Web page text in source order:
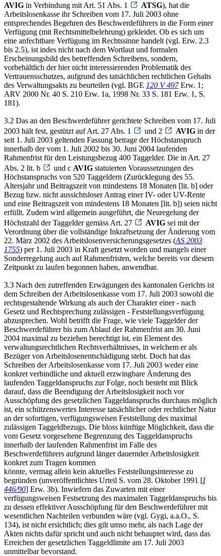
AVIG in Verbindung mit Art. 51 Abs. 1 ATSG), hat die
Arbeitslosenkasse ihr Schreiben vom 17. Juli 2003 ohne
entsprechendes Begehren des Beschwerdeführers in die Form einer
Verfügung (mit Rechtsmittelbelehrung) gekleidet. Ob es sich um
eine anfechtbare Verfügung im Rechtssinne handelt (vgl. Erw. 2.3
bis 2.5), ist indes nicht nach dem Wortlaut und formalen
Erscheinungsbild des betreffenden Schreibens, sondern,
vorbehältlich der hier nicht interessierenden Problematik des
Vertrauensschutzes, aufgrund des tatsächlichen rechtlichen Gehalts
des Verwaltungsakts zu beurteilen (vgl. BGE 120 V 497Erw. 1;
ARV 2000 Nr. 40 S. 210 Erw. 1a, 1998 Nr. 33 S. 181 Erw. 1, S.
181).
3.2 Das an den Beschwerdeführer gerichtete Schreiben vom 17. Juli
2003 hält fest, gestützt auf Art. 27 Abs. 1
und 2 AVIG in der
seit 1. Juli 2003 geltenden Fassung betrage der Höchstanspruch
innerhalb der vom 1. Juli 2002 bis 30. Juni 2004 laufenden
Rahmenfrist für den Leistungsbezug 400 Taggelder. Die in Art. 27
Abs. 2 lit. b
und c AVIG statuierten Voraussetzungen des
Höchstanspruchs von 520 Taggeldern (Zurücklegung des 55.
Altersjahr und Beitragszeit von mindestens 18 Monaten [lit. b] oder
Bezug bzw. nicht aussichtsloser Antrag einer IV- oder UV-Rente
und eine Beitragszeit von mindestens 18 Monaten [lit. b]) seien nicht
erfüllt. Zudem wird allgemein ausgeführt, die Neuregelung der
Höchstzahl der Taggelder gemäss Art. 27
AVIG sei mit der
Verordnung über die vollständige Inkraftsetzung der Änderung vom
22. März 2002 des Arbeitslosenversicherungsgesetzes (AS 2003
1755) per 1. Juli 2003 in Kraft gesetzt worden und mangels einer
Sonderregelung auch auf Rahmenfristen, welche bereits vor diesem
Zeitpunkt zu laufen begonnen haben, anwendbar.
3.3 Nach den zutreffenden Erwägungen des kantonalen Gerichts ist
dem Schreiben der Arbeitslosenkasse vom 17. Juli 2003 sowohl die
rechtsgestaltende Wirkung als auch der Charakter einer - nach
Gesetz und Rechtsprechung zulässigen - Feststellungsverfügung
abzusprechen. Wohl betrifft die Frage, wie viele Taggelder der
Beschwerdeführer bis zum Ablauf der Rahmenfrist am 30. Juni
2004 maximal zu beziehen berechtigt ist, ein Element des
verwaltungsrechtlichen Rechtsverhältnisses, in welchem er als
Bezüger von Arbeitslosenentschädigung steht. Doch hat das
Schreiben der Arbeitslosenkasse vom 17. Juli 2003 weder eine
konkret verbindliche und aktuell erzwingbare Änderung des
laufenden Taggeldanspruchs zur Folge, noch besteht mit Blick
darauf, dass die Beendigung der Arbeitslosigkeit noch vor
Ausschöpfung des gesetzlichen Taggeldanspruchs durchaus möglich
ist, ein schützenswertes Interesse tatsächlicher oder rechtlicher Natur
an der sofortigen, verfügungsweisen Feststellung des maximal
zulässigen Taggeldbezugs. Die bloss künftige Möglichkeit, dass die
vom Gesetz vorgesehene Begrenzung des Taggeldanspruchs
innerhalb der laufenden Rahmenfrist im Falle des
Beschwerdeführers aufgrund länger dauernder Arbeitslosigkeit
konkret zum Tragen kommen
könnte, vermag allein kein aktuelles Feststellungsinteresse zu
begründen (unveröffentlichtes Urteil S. vom 28. Oktober 1991 [I
446/90] Erw. 3b). Inwiefern das Zuwarten mit einer
verfügungsweisen Festsetzung des maximalen Taggeldanspruchs bis
zu dessen effektiver Ausschöpfung für den Beschwerdeführer mit
wesentlichen Nachteilen verbunden wäre (vgl. Gygi, a.a.O., S.
134), ist nicht ersichtlich; dies gilt umso mehr, als nach Lage der
Akten nichts dafür spricht und auch nicht behauptet wird, dass das
Erreichen der gesetzlichen Taggeldlimite am 17. Juli 2003
unmittelbar bevorstand.